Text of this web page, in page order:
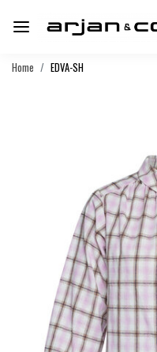
Home EDVA-SH
Vorige